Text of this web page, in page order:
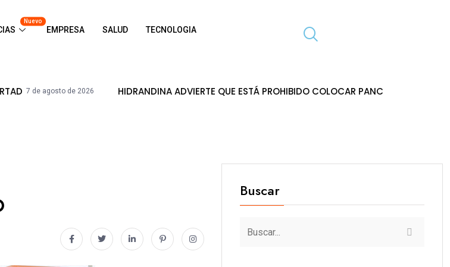
Nuevo
EMPRESA SALUD TECNOLOGIA
de 2026 HIDRANDINA ADVIERTE QUE ESTÁ PROHIBIDO COLOCAR PANCARTAS Y PROPAGANDA EN
Buscar